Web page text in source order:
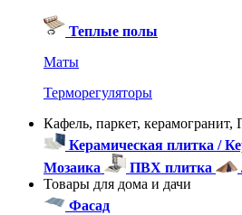
Теплые полы
Маты
Терморегуляторы
Кафель, паркет,
Керамическая плитка /
Мозаика
ПВХ плитка
Товары для дома и дачи
Фасад